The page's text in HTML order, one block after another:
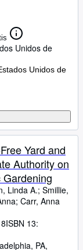
Unidos de
Unidos de
Yard and
Authority on
Linda A.; Smillie,
; Carr, Anna
ISBN 13:
PA,